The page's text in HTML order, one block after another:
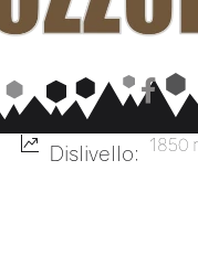
Dislivello: 1850